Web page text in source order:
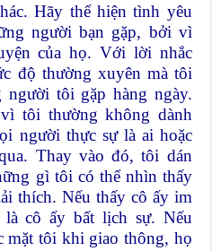
Hãy thể hiện tình yêu
người bạn gặp, bởi vì
của họ. Với lời nhắc
độ thường xuyên mà tôi
tôi gặp hàng ngày.
tôi thường không dành
người thực sự là ai hoặc
Thay vào đó, tôi dán
gì tôi có thể nhìn thấy
thích. Nếu thấy cô ấy im
cô ấy bất lịch sự. Nếu
mặt tôi khi giao thông, họ